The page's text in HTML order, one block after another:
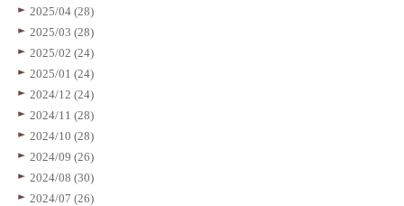
2025/04 (28)
2025/03 (28)
2025/02 (24)
2025/01 (24)
2024/12 (24)
2024/11 (28)
2024/10 (28)
2024/09 (26)
2024/08 (30)
2024/07 (26)